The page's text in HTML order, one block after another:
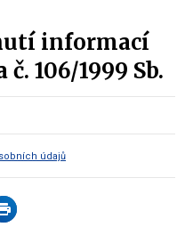
informací
106/1999 Sb.
údajů